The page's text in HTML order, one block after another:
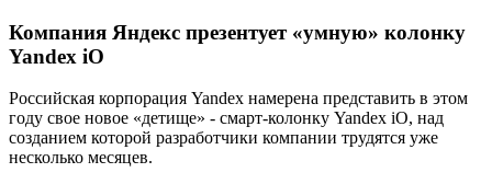
Компания Яндекс презентует «умную» колонку
Yandex iO
Российская корпорация Yandex намерена представить в этом
году свое новое «детище» - смарт-колонку Yandex iO, над
созданием которой разработчики компании трудятся уже
несколько месяцев.